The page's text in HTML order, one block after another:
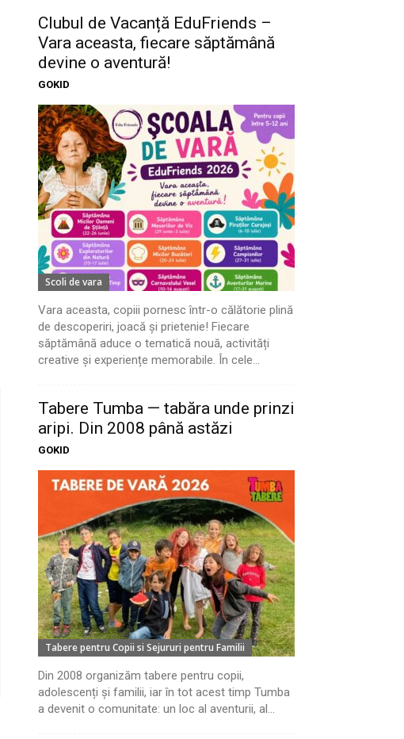
Clubul de Vacanță EduFriends –
Vara aceasta, fiecare săptămână
devine o aventură!
GOKID
Scoli de vara
Vara aceasta, copiii pornesc într-o călătorie plină
de descoperiri, joacă și prietenie! Fiecare
săptămână aduce o tematică nouă, activități
creative și experiențe memorabile. În cele...
Tabere Tumba — tabăra unde prinzi
aripi. Din 2008 până astăzi
GOKID
Tabere pentru Copii si Sejururi pentru Familii
Din 2008 organizăm tabere pentru copii,
adolescenți și familii, iar în tot acest timp Tumba
a devenit o comunitate: un loc al aventurii, al...